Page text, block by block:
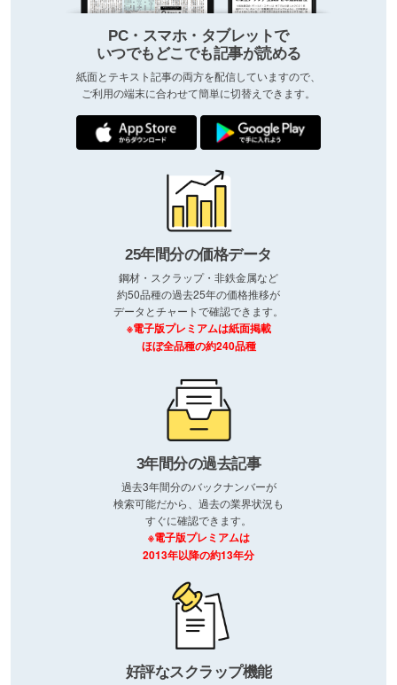
PC・スマホ・タブレットで
いつでもどこでも記事が読める
紙面とテキスト記事の両方を配信していますので、
ご利用の端末に合わせて簡単に切替えできます。
25年間分の価格データ
鋼材・スクラップ・非鉄金属など
約50品種の過去25年の価格推移が
データとチャートで確認できます。
※電子版プレミアムは紙面掲載
ほぼ全品種の約240品種
3年間分の過去記事
過去3年間分のバックナンバーが
検索可能だから、過去の業界状況も
すぐに確認できます。
※電子版プレミアムは
2013年以降の約13年分
好評なスクラップ機能